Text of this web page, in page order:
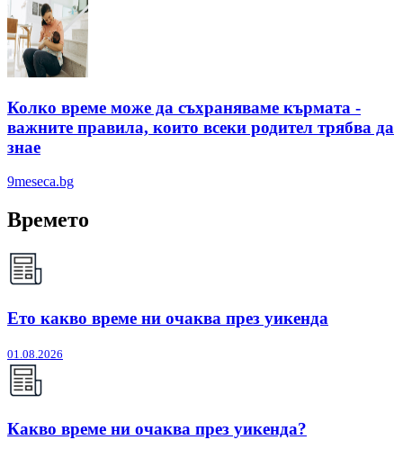
Колко време може да съхраняваме кърмата -
важните правила, които всеки родител трябва да
знае
9meseca.bg
Времето
Ето какво време ни очаква през уикенда
01.08.2026
Какво време ни очаква през уикенда?